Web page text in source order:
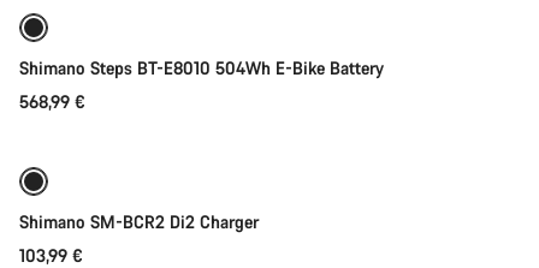
Shimano Steps BT-E8010 504Wh E-Bike Battery
568,99 €
Shimano SM-BCR2 Di2 Charger
103,99 €